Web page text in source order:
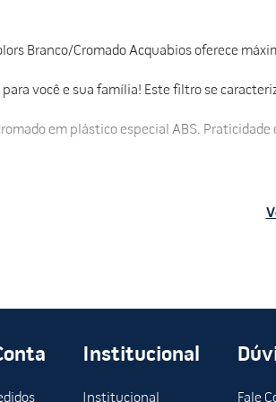
Branco/Cromado Acquabios oferece
você e sua família! Este filtro se
em plástico especial ABS. Praticidade
no ponto de água. Para uso residencial
L
Institucional
Institucional Fale